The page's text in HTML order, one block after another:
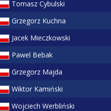
Tomasz Cybulski
Grzegorz Kuchna
Jacek Mieczkowski
Pawel Bebak
Grzegorz Majda
Wiktor Kamiński
Wojciech Werbliński